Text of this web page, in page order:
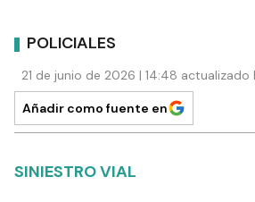
POLICIALES
21 de junio de 2026 | 14:48 actualizado
Añadir como fuente en
SINIESTRO VIAL